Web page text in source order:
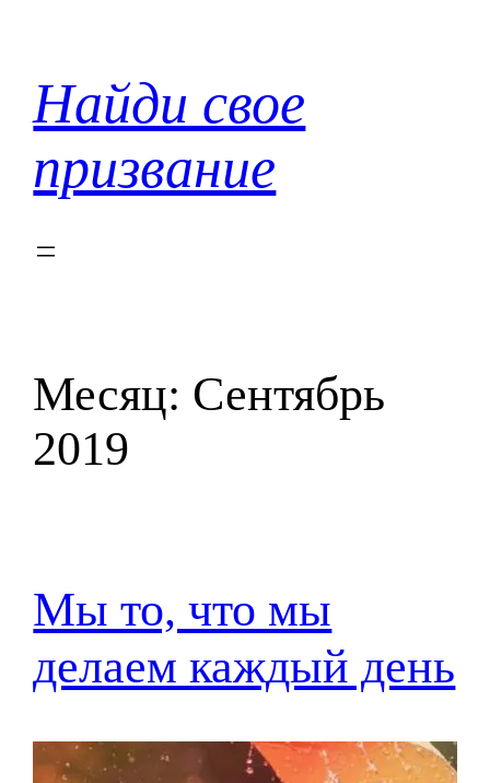
содержимому
Найди свое
призвание
Месяц: Сентябрь
2019
Мы то, что мы
делаем каждый день